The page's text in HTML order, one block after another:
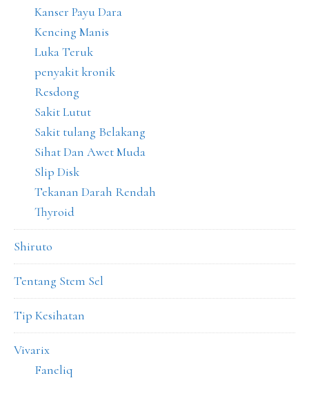
Kanser Payu Dara
Kencing Manis
Luka Teruk
penyakit kronik
Resdong
Sakit Lutut
Sakit tulang Belakang
Sihat Dan Awet Muda
Slip Disk
Tekanan Darah Rendah
Thyroid
Shiruto
Tentang Stem Sel
Tip Kesihatan
Vivarix
Faneliq